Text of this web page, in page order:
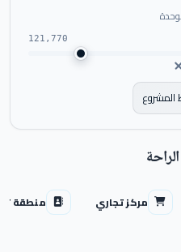
121,770
مركز تجاري منطقة